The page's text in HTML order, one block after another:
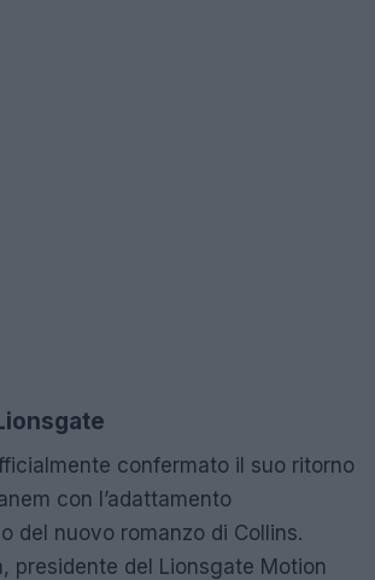
confermato il suo ritorno
con l’adattamento
del nuovo romanzo di Collins.
presidente del Lionsgate Motion